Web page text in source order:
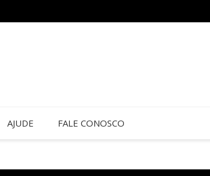
Forania São Marcos promove formação
AJUDE FALE CONOSCO